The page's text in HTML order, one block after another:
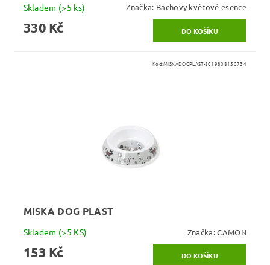
Skladem (>5 ks) Značka: Bachovy květové esence
330 Kč
Kód:MISKADOGPLAST-8019808150734
MISKA DOG PLAST
Skladem (>5 KS) Značka:CAMON
153 Kč